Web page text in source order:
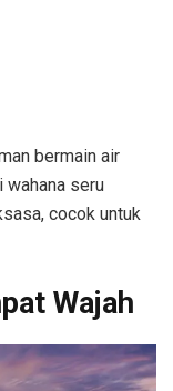
bermain air
wahana seru
cocok untuk
Wajah